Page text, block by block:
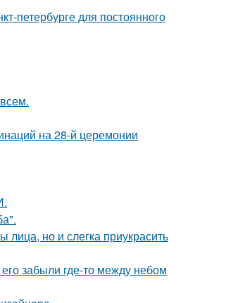
петербурге для постоянного
на 28-й церемонии
лица, но и слегка приукрасить
забыли где-то между небом